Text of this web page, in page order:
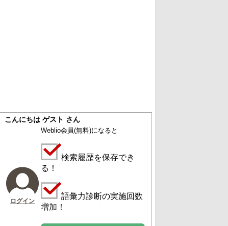
こんにちは ゲスト さん
ログイン
Weblio会員(無料)になると
検索履歴を保存でき
る！
語彙力診断の実施回数
増加！